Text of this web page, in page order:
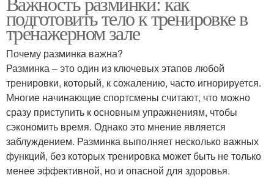
подготовить тело к тренировке в
тренажерном зале
Почему разминка важна?
Разминка – это один из ключевых этапов любой
тренировки, который, к сожалению, часто игнорируется.
Многие начинающие спортсмены считают, что можно
сразу приступить к основным упражнениям, чтобы
сэкономить время. Однако это мнение является
заблуждением. Разминка выполняет несколько важных
функций, без которых тренировка может быть не только
менее эффективной, но и опасной для здоровья.